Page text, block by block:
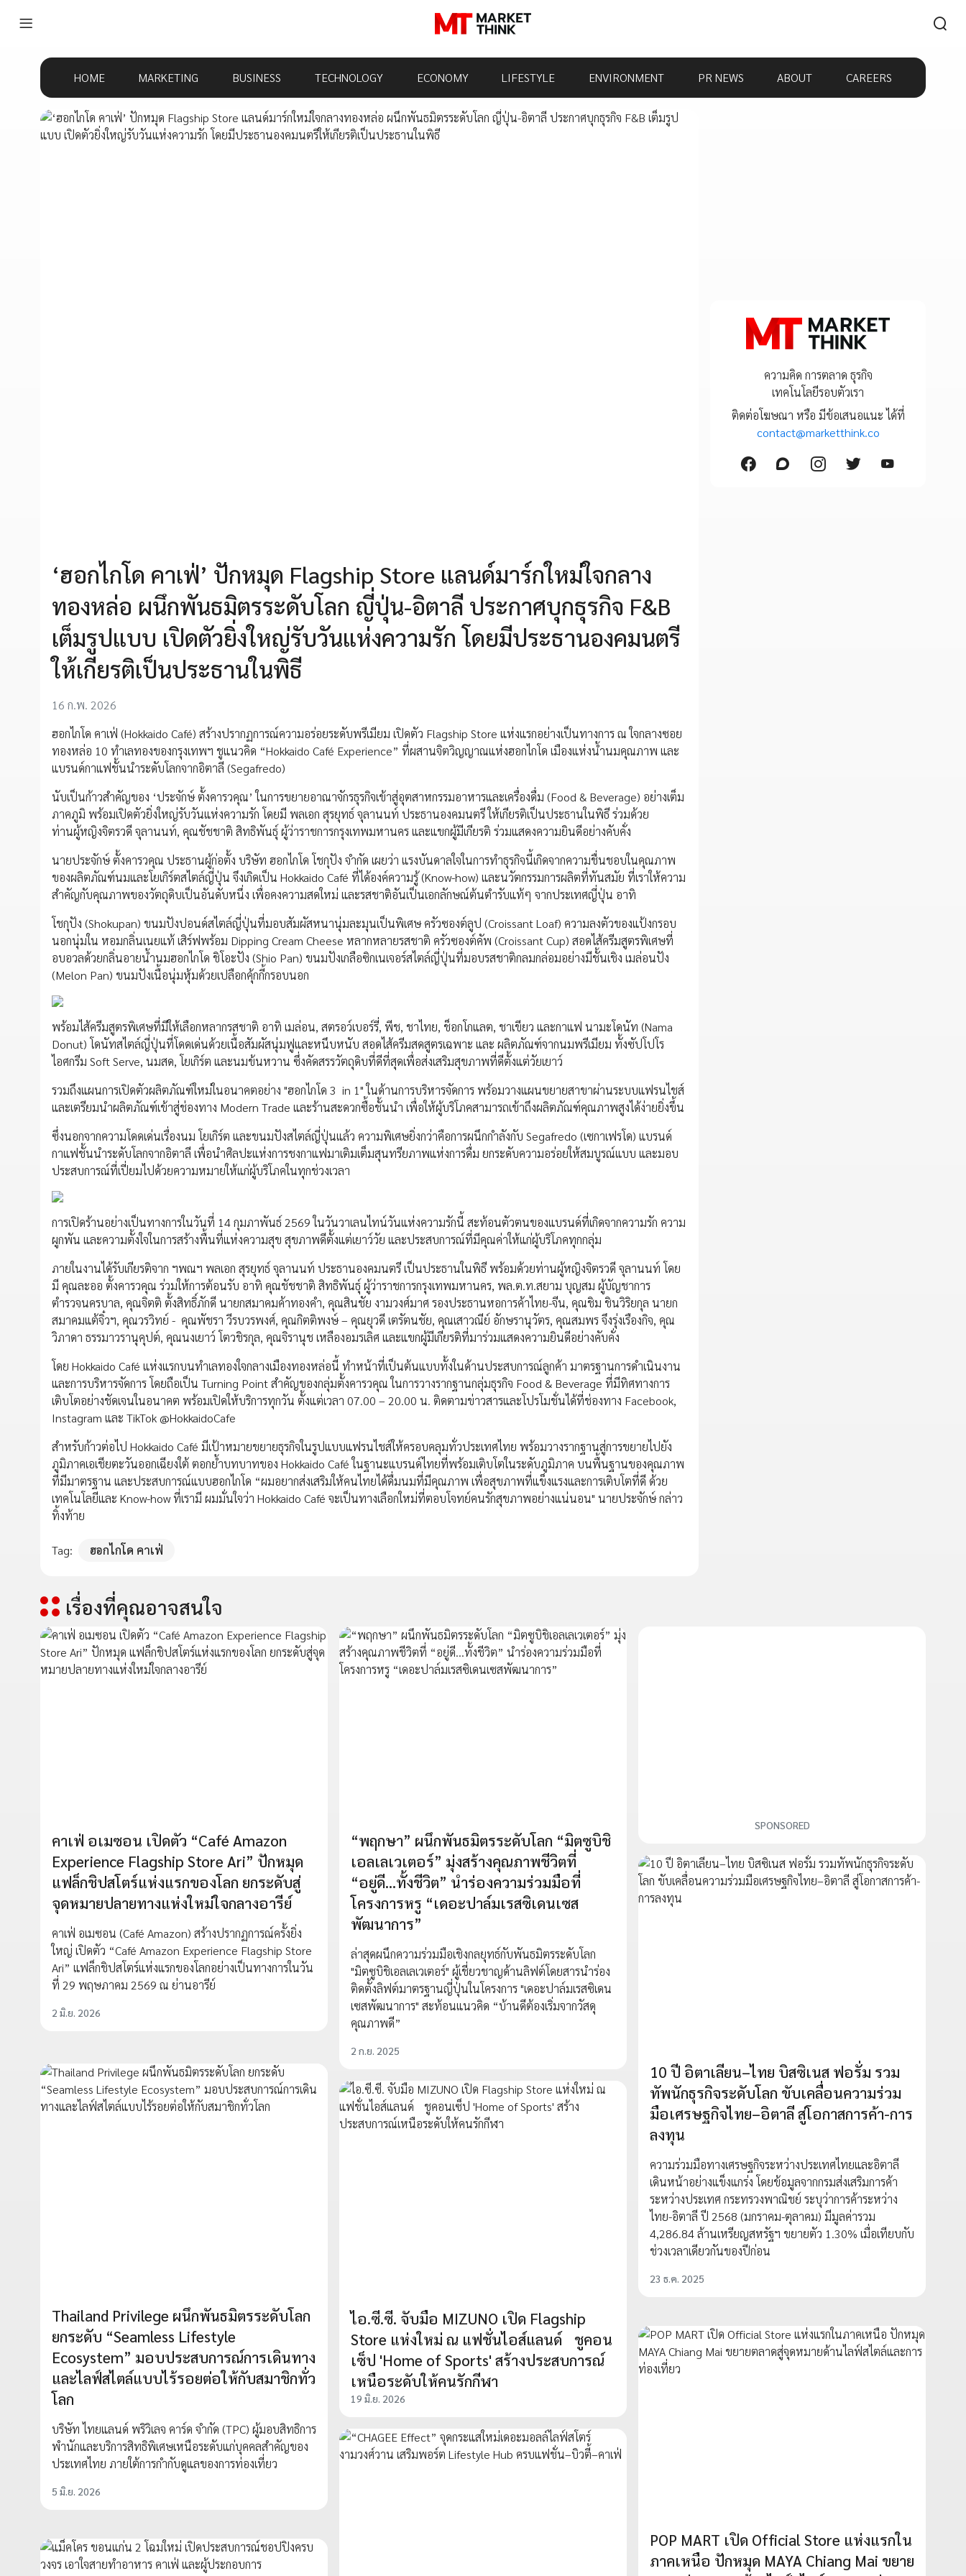
HOME MARKETING BUSINESS TECHNOLOGY ECONOMY LIFESTYLE ENVIRONMENT PR NEWS ABOUT CAREERS
‘ฮอกไกโด คาเฟ่’ ปักหมุด Flagship Store แลนด์มาร์กใหม่ใจกลาง
ทองหล่อ ผนึกพันธมิตรระดับโลก ญี่ปุ่น-อิตาลี ประกาศบุกธุรกิจ F&B
เต็มรูปแบบ เปิดตัวยิ่งใหญ่รับวันแห่งความรัก โดยมีประธานองคมนตรี
ให้เกียรติเป็นประธานในพิธี
16 ก.พ. 2026
ฮอกไกโด คาเฟ่ (Hokkaido Café) สร้างปรากฏการณ์ความอร่อยระดับพรีเมียม เปิดตัว Flagship Store แห่งแรกอย่างเป็นทางการ ณ ใจกลางซอย
ทองหล่อ 10 ทำเลทองของกรุงเทพฯ ชูแนวคิด “Hokkaido Café Experience” ที่ผสานจิตวิญญาณแห่งฮอกไกโด เมืองแห่งน้ำนมคุณภาพ และ
แบรนด์กาแฟชั้นนำระดับโลกจากอิตาลี (Segafredo)
นับเป็นก้าวสำคัญของ ‘ประจักษ์ ตั้งคารวคุณ’ ในการขยายอาณาจักรธุรกิจเข้าสู่อุตสาหกรรมอาหารและเครื่องดื่ม (Food & Beverage) อย่างเต็ม
ภาคภูมิ พร้อมเปิดตัวยิ่งใหญ่รับวันแห่งความรัก โดยมี พลเอก สุรยุทธ์ จุลานนท์ ประธานองคมนตรี ให้เกียรติเป็นประธานในพิธี ร่วมด้วย
ท่านผู้หญิงจิตรวดี จุลานนท์, คุณชัชชาติ สิทธิพันธุ์ ผู้ว่าราชการกรุงเทพมหานคร และแขกผู้มีเกียรติ ร่วมแสดงความยินดีอย่างคับคั่ง
นายประจักษ์ ตั้งคารวคุณ ประธานผู้ก่อตั้ง บริษัท ฮอกไกโด โชกุปัง จำกัด เผยว่า แรงบันดาลใจในการทำธุรกิจนี้เกิดจากความชื่นชอบในคุณภาพ
ของผลิตภัณฑ์นมและโยเกิร์ตสไตล์ญี่ปุ่น จึงเกิดเป็น Hokkaido Café ที่ได้องค์ความรู้ (Know-how) และนวัตกรรมการผลิตที่ทันสมัย ที่เราให้ความ
สำคัญกับคุณภาพของวัตถุดิบเป็นอันดับหนึ่ง เพื่อคงความสดใหม่ และรสชาติอันเป็นเอกลักษณ์ต้นตำรับแท้ๆ จากประเทศญี่ปุ่น อาทิ
โชกุปัง (Shokupan) ขนมปังปอนด์สไตล์ญี่ปุ่นที่มอบสัมผัสหนานุ่มละมุนเป็นพิเศษ ครัวซองต์ลูป (Croissant Loaf) ความลงตัวของแป้งกรอบ
นอกนุ่มใน หอมกลิ่นเนยแท้ เสิร์ฟพร้อม Dipping Cream Cheese หลากหลายรสชาติ ครัวซองต์คัพ (Croissant Cup) สอดไส้ครีมสูตรพิเศษที่
อบอวลด้วยกลิ่นอายน้ำนมฮอกไกโด ชิโอะปัง (Shio Pan) ขนมปังเกลือซิกเนเจอร์สไตล์ญี่ปุ่นที่มอบรสชาติกลมกล่อมอย่างมีชั้นเชิง เมล่อนปัง
(Melon Pan) ขนมปังเนื้อนุ่มหุ้มด้วยเปลือกคุ้กกี้กรอบนอก
พร้อมไส้ครีมสูตรพิเศษที่มีให้เลือกหลากรสชาติ อาทิ เมล่อน, สตรอว์เบอร์รี่, พีช, ชาไทย, ช็อกโกแลต, ชาเขียว และกาแฟ นามะโดนัท (Nama
Donut) โดนัทสไตล์ญี่ปุ่นที่โดดเด่นด้วยเนื้อสัมผัสนุ่มฟูและหนึบหนับ สอดไส้ครีมสดสูตรเฉพาะ และ ผลิตภัณฑ์จากนมพรีเมียม ทั้งซัปโปโร
ไอศกรีม Soft Serve, นมสด, โยเกิร์ต และนมข้นหวาน ซึ่งคัดสรรวัตถุดิบที่ดีที่สุดเพื่อส่งเสริมสุขภาพที่ดีตั้งแต่วัยเยาว์
รวมถึงแผนการเปิดตัวผลิตภัณฑ์ใหม่ในอนาคตอย่าง "ฮอกไกโด 3 in 1" ในด้านการบริหารจัดการ พร้อมวางแผนขยายสาขาผ่านระบบแฟรนไชส์
และเตรียมนำผลิตภัณฑ์เข้าสู่ช่องทาง Modern Trade และร้านสะดวกซื้อชั้นนำ เพื่อให้ผู้บริโภคสามารถเข้าถึงผลิตภัณฑ์คุณภาพสูงได้ง่ายยิ่งขึ้น
ซึ่งนอกจากความโดดเด่นเรื่องนม โยเกิร์ต และขนมปังสไตล์ญี่ปุ่นแล้ว ความพิเศษยิ่งกว่าคือการผนึกกำลังกับ Segafredo (เซกาเฟรโด) แบรนด์
กาแฟชั้นนำระดับโลกจากอิตาลี เพื่อนำศิลปะแห่งการชงกาแฟมาเติมเต็มสุนทรียภาพแห่งการดื่ม ยกระดับความอร่อยให้สมบูรณ์แบบ และมอบ
ประสบการณ์ที่เปี่ยมไปด้วยความหมายให้แก่ผู้บริโภคในทุกช่วงเวลา
การเปิดร้านอย่างเป็นทางการในวันที่ 14 กุมภาพันธ์ 2569 ในวันวาเลนไทน์วันแห่งความรักนี้ สะท้อนตัวตนของแบรนด์ที่เกิดจากความรัก ความ
ผูกพัน และความตั้งใจในการสร้างพื้นที่แห่งความสุข สุขภาพดีตั้งแต่เยาว์วัย และประสบการณ์ที่มีคุณค่าให้แก่ผู้บริโภคทุกกลุ่ม
ภายในงานได้รับเกียรติจาก ฯพณฯ พลเอก สุรยุทธ์ จุลานนท์ ประธานองคมนตรี เป็นประธานในพิธี พร้อมด้วยท่านผู้หญิงจิตรวดี จุลานนท์ โดย
มี คุณละออ ตั้งคารวคุณ ร่วมให้การต้อนรับ อาทิ คุณชัชชาติ สิทธิพันธุ์ ผู้ว่าราชการกรุงเทพมหานคร, พล.ต.ท.สยาม บุญสม ผู้บัญชาการ
ตำรวจนครบาล, คุณจิตติ ตั้งสิทธิ์ภักดี นายกสมาคมค้าทองคำ, คุณสินชัย งามวงศ์มาศ รองประธานหอการค้าไทย-จีน, คุณชิม ชินวิริยกุล นายก
สมาคมแต้จิ๋วฯ, คุณวรวิทย์ - คุณพัชรา วีรบวรพงศ์, คุณกิตติพงษ์ – คุณยุวดี เตรัตนชัย, คุณเสาวณีย์ อักษรานุวัตร, คุณสมพร จึงรุ่งเรืองกิจ, คุณ
วิภาดา ธรรมาวรานุคุปต์, คุณนงเยาว์ โตวชิรกุล, คุณจิรานุช เหลืองอมรเลิศ และแขกผู้มีเกียรติที่มาร่วมแสดงความยินดีอย่างคับคั่ง
โดย Hokkaido Café แห่งแรกบนทำเลทองใจกลางเมืองทองหล่อนี้ ทำหน้าที่เป็นต้นแบบทั้งในด้านประสบการณ์ลูกค้า มาตรฐานการดำเนินงาน
และการบริหารจัดการ โดยถือเป็น Turning Point สำคัญของกลุ่มตั้งคารวคุณ ในการวางรากฐานกลุ่มธุรกิจ Food & Beverage ที่มีทิศทางการ
เติบโตอย่างชัดเจนในอนาคต พร้อมเปิดให้บริการทุกวัน ตั้งแต่เวลา 07.00 – 20.00 น. ติดตามข่าวสารและโปรโมชั่นได้ที่ช่องทาง Facebook,
Instagram และ TikTok @HokkaidoCafe
สำหรับก้าวต่อไป Hokkaido Café มีเป้าหมายขยายธุรกิจในรูปแบบแฟรนไชส์ให้ครอบคลุมทั่วประเทศไทย พร้อมวางรากฐานสู่การขยายไปยัง
ภูมิภาคเอเชียตะวันออกเฉียงใต้ ตอกย้ำบทบาทของ Hokkaido Café ในฐานะแบรนด์ไทยที่พร้อมเติบโตในระดับภูมิภาค บนพื้นฐานของคุณภาพ
ที่มีมาตรฐาน และประสบการณ์แบบฮอกไกโด “ผมอยากส่งเสริมให้คนไทยได้ดื่มนมที่มีคุณภาพ เพื่อสุขภาพที่แข็งแรงและการเติบโตที่ดี ด้วย
เทคโนโลยีและ Know-how ที่เรามี ผมมั่นใจว่า Hokkaido Café จะเป็นทางเลือกใหม่ที่ตอบโจทย์คนรักสุขภาพอย่างแน่นอน" นายประจักษ์ กล่าว
ทิ้งท้าย
Tag: ฮอกไกโด คาเฟ่
ความคิด การตลาด ธุรกิจ
เทคโนโลยีรอบตัวเรา
ติดต่อโฆษณา หรือ มีข้อเสนอแนะ ได้ที่
contact@marketthink.co
เรื่องที่คุณอาจสนใจ
คาเฟ่ อเมซอน เปิดตัว “Café Amazon
Experience Flagship Store Ari” ปักหมุด
แฟล็กชิปสโตร์แห่งแรกของโลก ยกระดับสู่
จุดหมายปลายทางแห่งใหม่ใจกลางอารีย์
คาเฟ่ อเมซอน (Café Amazon) สร้างปรากฏการณ์ครั้งยิ่ง
ใหญ่ เปิดตัว “Café Amazon Experience Flagship Store
Ari” แฟล็กชิปสโตร์แห่งแรกของโลกอย่างเป็นทางการในวัน
ที่ 29 พฤษภาคม 2569 ณ ย่านอารีย์
2 มิ.ย. 2026
“พฤกษา” ผนึกพันธมิตรระดับโลก “มิตซูบิชิ
เอลเลเวเตอร์” มุ่งสร้างคุณภาพชีวิตที่
“อยู่ดี...ทั้งชีวิต” นำร่องความร่วมมือที่
โครงการหรู “เดอะปาล์มเรสซิเดนเซส
พัฒนาการ”
ล่าสุดผนึกความร่วมมือเชิงกลยุทธ์กับพันธมิตรระดับโลก
"มิตซูบิชิเอลเลเวเตอร์" ผู้เชี่ยวชาญด้านลิฟต์โดยสารนำร่อง
ติดตั้งลิฟต์มาตรฐานญี่ปุ่นในโครงการ "เดอะปาล์มเรสซิเดน
เซสพัฒนาการ" สะท้อนแนวคิด “บ้านดีต้องเริ่มจากวัสดุ
คุณภาพดี”
2 ก.ย. 2025
SPONSORED
10 ปี อิตาเลียน–ไทย บิสซิเนส ฟอรั่ม รวม
ทัพนักธุรกิจระดับโลก ขับเคลื่อนความร่วม
มือเศรษฐกิจไทย–อิตาลี สู่โอกาสการค้า-การ
ลงทุน
ความร่วมมือทางเศรษฐกิจระหว่างประเทศไทยและอิตาลี
เดินหน้าอย่างแข็งแกร่ง โดยข้อมูลจากกรมส่งเสริมการค้า
ระหว่างประเทศ กระทรวงพาณิชย์ ระบุว่าการค้าระหว่าง
ไทย-อิตาลี ปี 2568 (มกราคม-ตุลาคม) มีมูลค่ารวม
4,286.84 ล้านเหรียญสหรัฐฯ ขยายตัว 1.30% เมื่อเทียบกับ
ช่วงเวลาเดียวกันของปีก่อน
23 ธ.ค. 2025
Thailand Privilege ผนึกพันธมิตรระดับโลก
ยกระดับ “Seamless Lifestyle
Ecosystem” มอบประสบการณ์การเดินทาง
และไลฟ์สไตล์แบบไร้รอยต่อให้กับสมาชิกทั่ว
โลก
บริษัท ไทยแลนด์ พริวิเลจ คาร์ด จำกัด (TPC) ผู้มอบสิทธิการ
พำนักและบริการสิทธิพิเศษเหนือระดับแก่บุคคลสำคัญของ
ประเทศไทย ภายใต้การกำกับดูแลของการท่องเที่ยว
5 มิ.ย. 2026
ไอ.ซี.ซี. จับมือ MIZUNO เปิด Flagship
Store แห่งใหม่ ณ แฟชั่นไอส์แลนด์ ชูคอน
เซ็ป 'Home of Sports' สร้างประสบการณ์
เหนือระดับให้คนรักกีฬา
19 มิ.ย. 2026
POP MART เปิด Official Store แห่งแรกใน
ภาคเหนือ ปักหมุด MAYA Chiang Mai ขยาย